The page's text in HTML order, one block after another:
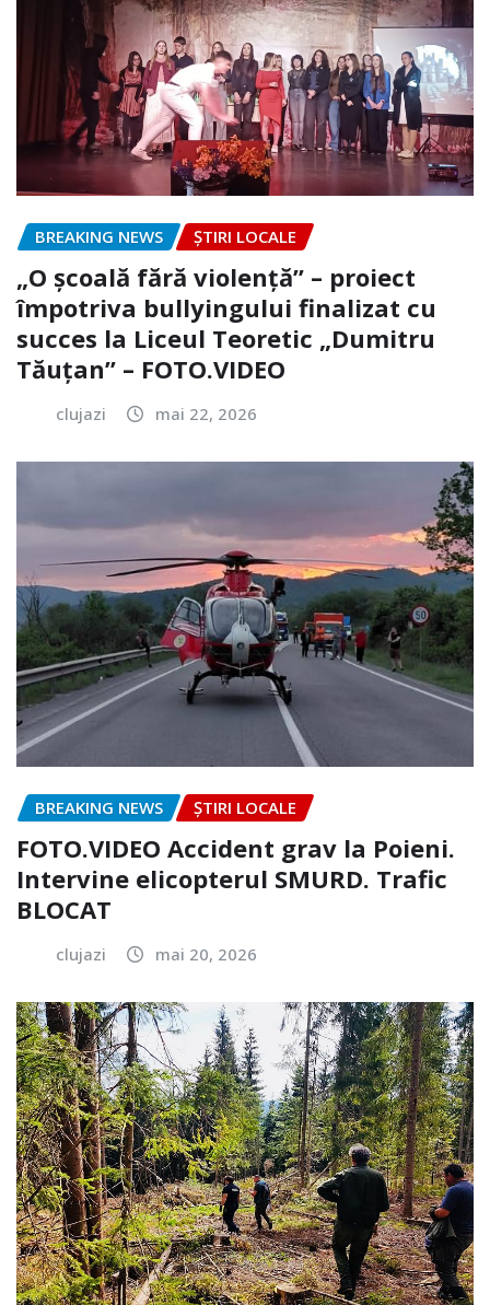
BREAKING NEWS ȘTIRI LOCALE
„O școală fără violență” – proiect
împotriva bullyingului finalizat cu
succes la Liceul Teoretic „Dumitru
Tăuțan” – FOTO.VIDEO
clujazi mai 22, 2026
BREAKING NEWS ȘTIRI LOCALE
FOTO.VIDEO Accident grav la Poieni.
Intervine elicopterul SMURD. Trafic
BLOCAT
clujazi mai 20, 2026